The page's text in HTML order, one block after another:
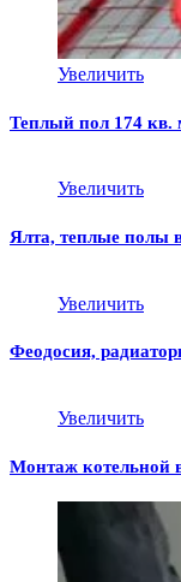
Увеличить
Теплый пол 174 кв.
Увеличить
Ялта, теплые полы
Увеличить
Феодосия,
Увеличить
Монтаж котельной